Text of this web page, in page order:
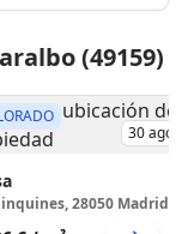
(49159)
30 ago
inquines, 28050 Madrid